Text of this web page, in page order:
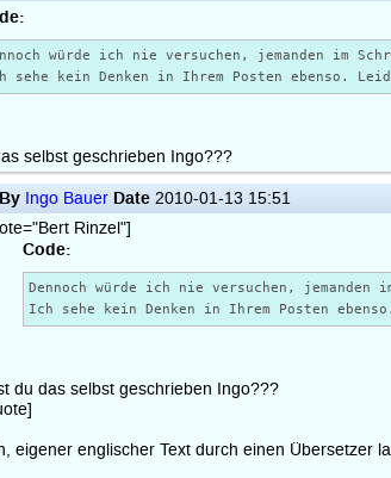
würde ich nie versuchen, jemanden im
sehe kein Denken in Ihrem Posten ebenso.
selbst geschrieben Ingo???
By Ingo Bauer Date2010-01-13 15:51
Rinzel"]
Code:
Dennoch würde ich nie versuchen,
Ich sehe kein Denken in Ihrem Posten
du das selbst geschrieben Ingo???
eigener englischer Text durch einen Übersetzer